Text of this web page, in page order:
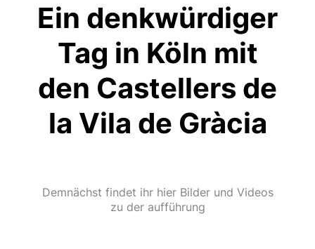
Ein denkwürdiger
Tag in Köln mit
den Castellers de
la Vila de Gràcia
Demnächst findet ihr hier Bilder und Videos
zu der aufführung